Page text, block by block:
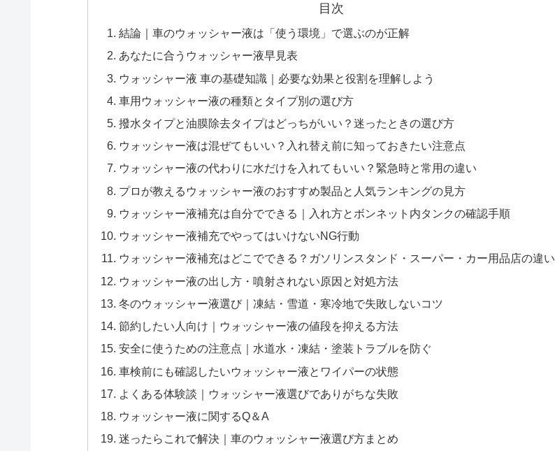
目次
結論｜車のウォッシャー液は「使う環境」で選ぶのが正解
あなたに合うウォッシャー液早見表
ウォッシャー液 車の基礎知識｜必要な効果と役割を理解しよう
車用ウォッシャー液の種類とタイプ別の選び方
撥水タイプと油膜除去タイプはどっちがいい？迷ったときの選び方
ウォッシャー液は混ぜてもいい？入れ替え前に知っておきたい注意点
ウォッシャー液の代わりに水だけを入れてもいい？緊急時と常用の違い
プロが教えるウォッシャー液のおすすめ製品と人気ランキングの見方
ウォッシャー液補充は自分でできる｜入れ方とボンネット内タンクの確認手順
ウォッシャー液補充でやってはいけないNG行動
ウォッシャー液補充はどこでできる？ガソリンスタンド・スーパー・カー用品店の違い
ウォッシャー液の出し方・噴射されない原因と対処方法
冬のウォッシャー液選び｜凍結・雪道・寒冷地で失敗しないコツ
節約したい人向け｜ウォッシャー液の値段を抑える方法
安全に使うための注意点｜水道水・凍結・塗装トラブルを防ぐ
車検前にも確認したいウォッシャー液とワイパーの状態
よくある体験談｜ウォッシャー液選びでありがちな失敗
ウォッシャー液に関するQ＆A
迷ったらこれで解決｜車のウォッシャー液選び方まとめ